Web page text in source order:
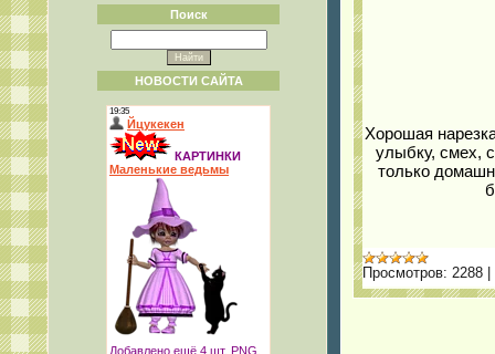
Поиск
НОВОСТИ САЙТА
Хорошая
улыбку, смех,
только
Просмотров: 2288